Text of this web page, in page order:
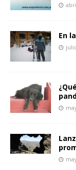
En